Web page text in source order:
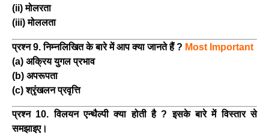
(ii) मोलरता
(iii) मोललता
प्रश्न 9. निम्नलिखित के बारे में आप क्या जानते हैं ? Most Important
(a) अक्रिय युगल प्रभाव
(b) अपरूपता
(c) श्रृंखलन प्रवृत्ति
प्रश्न 10. विलयन एन्थैल्पी क्या होती है ? इसके बारे में विस्तार से
समझाइए।